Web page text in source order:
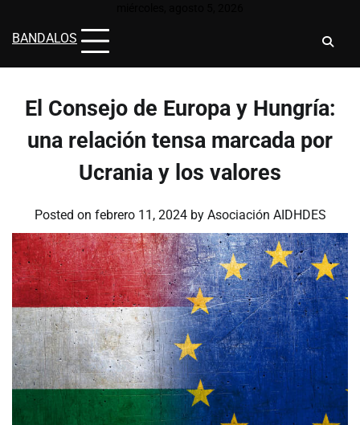
content
BANDALOS
El Consejo de Europa y Hungría:
una relación tensa marcada por
Ucrania y los valores
Posted on febrero 11, 2024by Asociación AIDHDES